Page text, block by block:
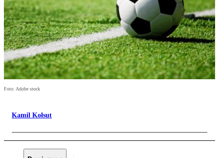
Foto: Adobe stock
Kamil Kołsut